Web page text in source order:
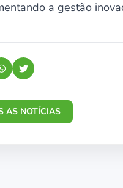
a gestão
AS NOTÍCIAS